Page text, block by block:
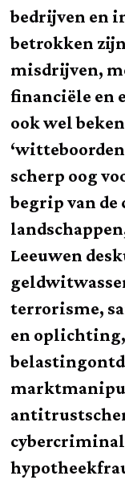
bedrijven en
betrokken
misdrijven,
financiële en
ook wel
scherp oog
begrip van
Leeuwen
terrorisme,
en